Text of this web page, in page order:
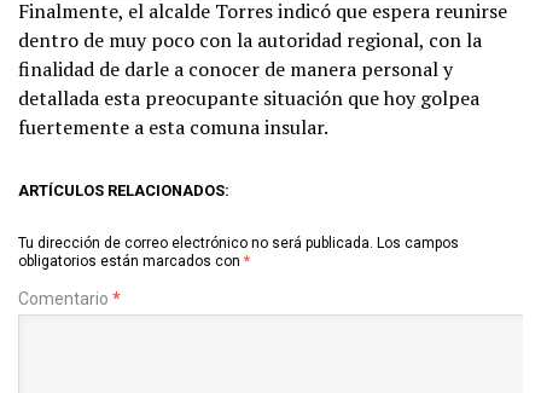
Finalmente, el alcalde Torres indicó que espera reunirse
dentro de muy poco con la autoridad regional, con la
finalidad de darle a conocer de manera personal y
detallada esta preocupante situación que hoy golpea
fuertemente a esta comuna insular.
ARTÍCULOS RELACIONADOS:
Tu dirección de correo electrónico no será publicada. Los campos
obligatorios están marcados con *
Comentario *